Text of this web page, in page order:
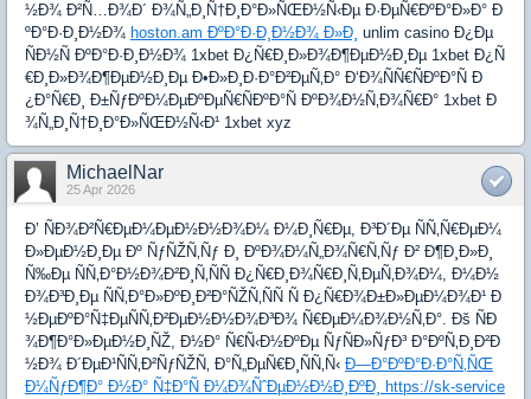
½Ð¾ Ð²Ñ…Ð¾Ð´ Ð¾Ñ„Ð¸Ñ†Ð¸Ð°Ð»ÑŒÐ½Ñ‹Ðµ Ð·ÐµÑ€ÐºÐ°Ð»Ð° Ð
ºÐ°Ð·Ð¸Ð½Ð¾ hoston.am ÐºÐ°Ð·Ð¸Ð½Ð¾ Ð»Ð¸ unlim casino Ð¿Ðµ
ÑÐ½Ñ ÐºÐ°Ð·Ð¸Ð½Ð¾ 1xbet Ð¿Ñ€Ð¸Ð»Ð¾Ð¶ÐµÐ½Ð¸Ðµ 1xbet Ð¿Ñ
€Ð¸Ð»Ð¾Ð¶ÐµÐ½Ð¸Ðµ Ð•Ð»Ð¸Ð·Ð°Ð²ÐµÑ‚Ð° Ð‘Ð¾ÑÑ€ÑÐºÐ°Ñ Ð
¿Ð°Ñ€Ð¸ Ð±ÑƒÐºÐ¼ÐµÐºÐµÑ€ÑÐºÐ°Ñ ÐºÐ¾Ð½Ñ‚Ð¾Ñ€Ð° 1xbet Ð
¾Ñ„Ð¸Ñ†Ð¸Ð°Ð»ÑŒÐ½Ñ‹Ð¹ 1xbet xyz
MichaelNar
25 Apr 2026
Ð’ ÑÐ¾Ð²Ñ€ÐµÐ¼ÐµÐ½Ð½Ð¾Ð¼ Ð¼Ð¸Ñ€Ðµ, Ð³Ð´Ðµ ÑÑ‚Ñ€ÐµÐ¼
Ð»ÐµÐ½Ð¸Ðµ Ðº ÑƒÑŽÑ‚Ñƒ Ð¸ ÐºÐ¾Ð¼Ñ„Ð¾Ñ€Ñ‚Ñƒ Ð² Ð¶Ð¸Ð»Ð¸
Ñ‰Ðµ ÑÑ‚Ð°Ð½Ð¾Ð²Ð¸Ñ‚ÑÑ Ð¿Ñ€Ð¸Ð¾Ñ€Ð¸Ñ‚ÐµÑ‚Ð¾Ð¼, Ð¼Ð½
Ð¾Ð³Ð¸Ðµ ÑÑ‚Ð°Ð»ÐºÐ¸Ð²Ð°ÑŽÑ‚ÑÑ Ñ Ð¿Ñ€Ð¾Ð±Ð»ÐµÐ¼Ð¾Ð¹ Ð
½ÐµÐºÐ°Ñ‡ÐµÑÑ‚Ð²ÐµÐ½Ð½Ð¾Ð³Ð¾ Ñ€ÐµÐ¼Ð¾Ð½Ñ‚Ð°. Ðš ÑÐ
¾Ð¶Ð°Ð»ÐµÐ½Ð¸ÑŽ, Ð½Ð° Ñ€Ñ‹Ð½ÐºÐµ ÑƒÑÐ»ÑƒÐ³ Ð°ÐºÑ‚Ð¸Ð²Ð
½Ð¾ Ð´ÐµÐ¹ÑÑ‚Ð²ÑƒÑŽÑ‚ Ð°Ñ„ÐµÑ€Ð¸ÑÑ‚Ñ‹ Ð—Ð°ÐºÐ°Ð·Ð°Ñ‚ÑŒ
Ð¼ÑƒÐ¶Ð° Ð½Ð° Ñ‡Ð°Ñ Ð¼Ð¾ÑˆÐµÐ½Ð½Ð¸ÐºÐ¸ https://sk-service